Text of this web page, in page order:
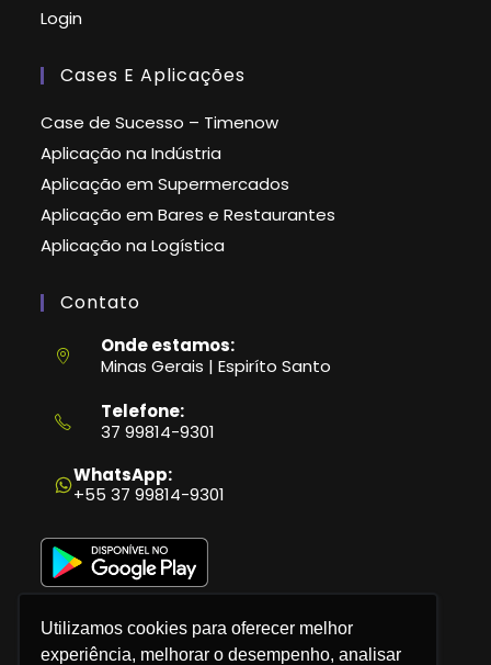
Utilizamos cookies para oferecer melhor
experiência, melhorar o desempenho, analisar
Login
Cases E Aplicações
Case de Sucesso – Timenow
Aplicação na Indústria
Aplicação em Supermercados
Aplicação em Bares e Restaurantes
Aplicação na Logística
Contato
Onde estamos:
Minas Gerais | Espiríto Santo
Telefone:
37 99814-9301
em
seu
aplicativo
WhatsApp:
+55 37 99814-9301